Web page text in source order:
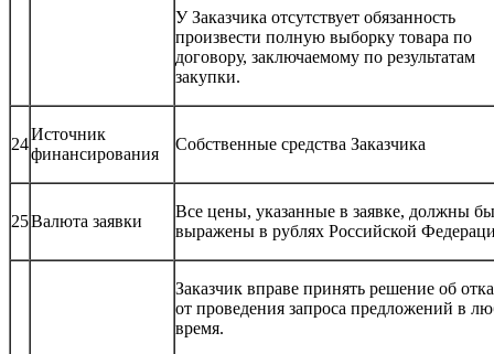
У Заказчика отсутствует обязанность
произвести полную выборку товара по
договору, заключаемому по результатам
закупки.
24
Источник
финансирования
Собственные средства Заказчика
25Валюта заявки
Все цены, указанные в заявке, должны
выражены в рублях Российской
Заказчик вправе принять решение об
от проведения запроса предложений в
время.